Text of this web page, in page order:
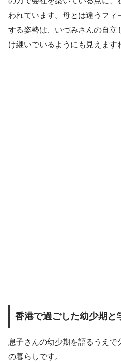
われています。母とは違うフィ
する姿勢は、いづみさんの自立
け継いでいるようにも見えます
香港で過ごした幼少期と
息子さんの幼少期を語るうえで
の暮らしです。